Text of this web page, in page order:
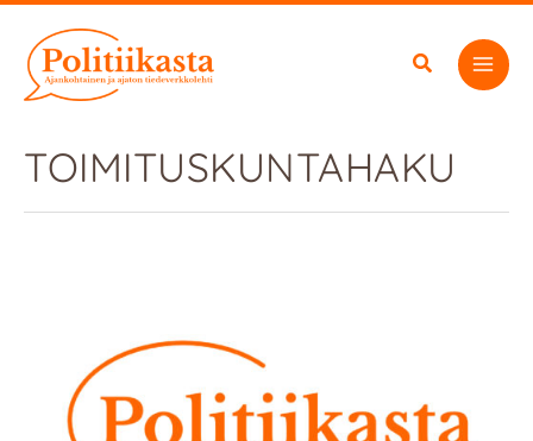
sisältöön
TOIMITUSKUNTAHAKU